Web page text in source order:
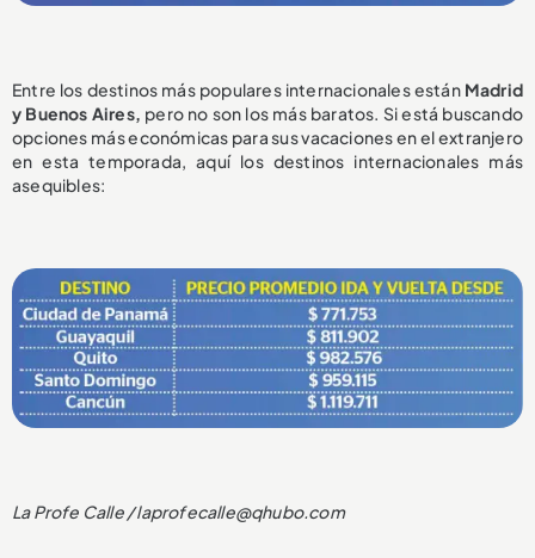
Entre los destinos más populares internacionales estánMadrid
y Buenos Aires, pero no son los más baratos. Si está buscando
opciones más económicas para sus vacaciones en el extranjero
en esta temporada, aquí los destinos internacionales más
asequibles:
La Profe Calle / laprofecalle@qhubo.com